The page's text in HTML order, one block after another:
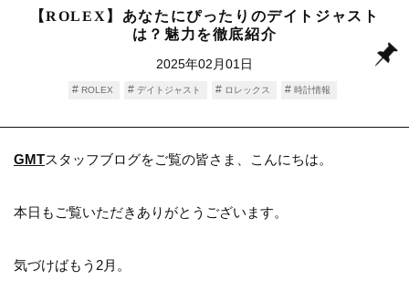
【ROLEX】あなたにぴったりのデイトジャスト
は？魅力を徹底紹介
2025年02月01日
ROLEX デイトジャスト ロレックス 時計情報
GMTスタッフブログをご覧の皆さま、こんにちは。
本日もご覧いただきありがとうございます。
気づけばもう2月。